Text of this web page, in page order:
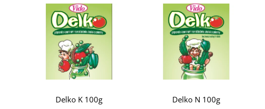
Delko K 100g Delko N 100g